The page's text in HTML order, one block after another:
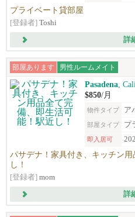
プライベート貸部屋
[登録者] Toshi
詳
部屋あります 男性ルームメイト
Pasadena ,
$850/月
物件タイプ ア
部屋タイプ プ
即入居可
パサデナ！家具付き、キッチン
し！
[登録者] mom
詳